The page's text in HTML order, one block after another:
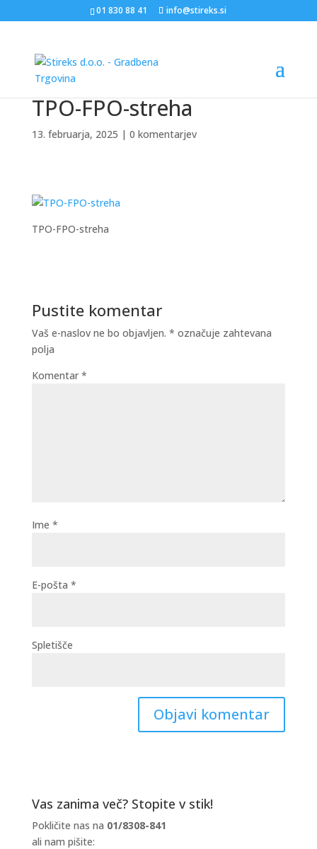
01 830 88 41 info@stireks.si
TPO-FPO-streha
13. februarja, 2025 | 0 komentarjev
TPO-FPO-streha
Pustite komentar
Vaš e-naslov ne bo objavljen. * označuje zahtevana
polja
Komentar *
Ime *
E-pošta *
Spletišče
Vas zanima več? Stopite v stik!
Pokličite nas na 01/8308-841
ali nam pišite: